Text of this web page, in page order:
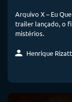
Arquivo X – Eu
trailer lançado, o
mistérios.
Henrique